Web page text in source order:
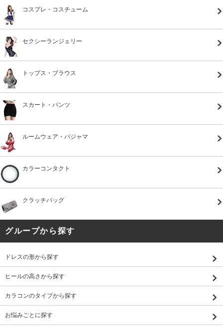
コスプレ・コスチューム
セクシーランジェリー
トップス・ブラウス
スカート・パンツ
ルームウェア・パジャマ
カラーコンタクト
クラッチバッグ
グループから探す
ドレスの形から探す
ヒールの高さから探す
カラコンのタイプから探す
お悩みごとに探す